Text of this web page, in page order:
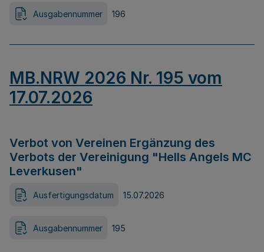
Ausgabennummer 196
MB.NRW 2026 Nr. 195 vom
17.07.2026
Verbot von Vereinen Ergänzung des
Verbots der Vereinigung "Hells Angels MC
Leverkusen"
Ausfertigungsdatum 15.07.2026
Ausgabennummer 195